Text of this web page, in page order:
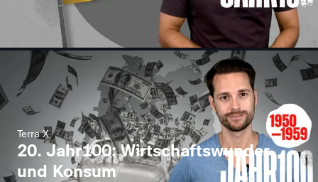
Terra X
20. Jahr100: Wirtschaftswunder
und Konsum